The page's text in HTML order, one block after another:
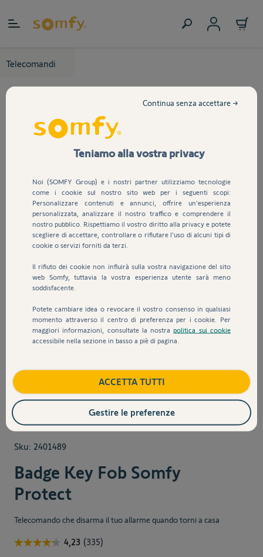
Telecomandi
View larger imageView larger imageView larger imageView larger
Sku: 2401489
Badge Key Fob Somfy
Protect
Telecomando che disarma il tuo allarme quando torni a casa
Teniamo alla vostra privacy
Noi (SOMFY Group) e i nostri partner utilizziamo tecnologie
come i cookie sul nostro sito web per i seguenti scopi:
Personalizzare contenuti e annunci, offrire un'esperienza
personalizzata, analizzare il nostro traffico e comprendere il
nostro pubblico. Rispettiamo il vostro diritto alla privacy e potete
scegliere di accettare, controllare o rifiutare l'uso di alcuni tipi di
cookie o servizi forniti da terzi.
Il rifiuto dei cookie non influirà sulla vostra navigazione del sito
web Somfy, tuttavia la vostra esperienza utente sarà meno
soddisfacente.
Potete cambiare idea o revocare il vostro consenso in qualsiasi
momento attraverso il centro di preferenza per i cookie. Per
maggiori informazioni, consultate la nostrapolitica sui cookie
accessibile nella sezione in basso a piè di pagina.
Continua senza accettare →
ACCETTA TUTTI
Gestire le preferenze